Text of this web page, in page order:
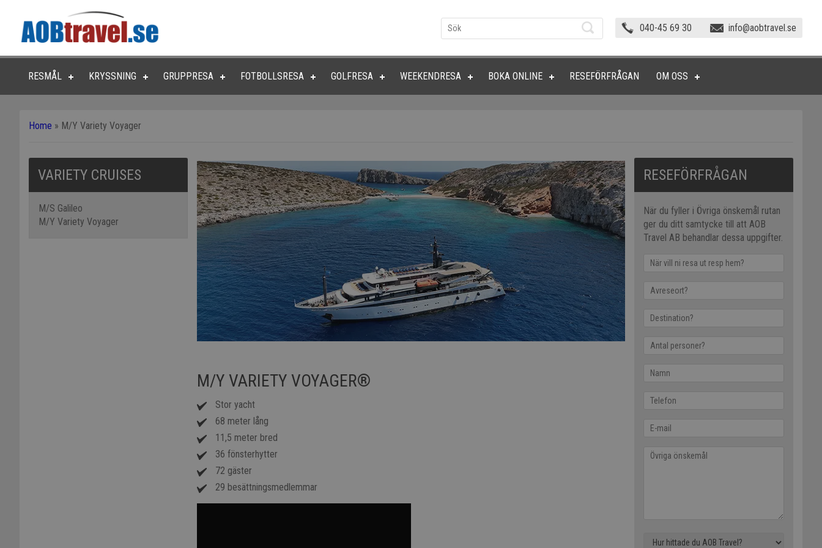
040-45 69 30 info@aobtravel.se
RESMÅL KRYSSNING GRUPPRESA FOTBOLLSRESA GOLFRESA WEEKENDRESA BOKA ONLINE RESEFÖRFRÅGAN OM OSS
Home » M/Y Variety Voyager
VARIETY CRUISES
M/S Galileo
M/Y Variety Voyager
M/Y VARIETY VOYAGER®
Stor yacht
68 meter lång
11,5 meter bred
36 fönsterhytter
72 gäster
29 besättningsmedlemmar
RESEFÖRFRÅGAN
När du fyller i Övriga önskemål rutan
ger du ditt samtycke till att AOB
Travel AB behandlar dessa uppgifter.